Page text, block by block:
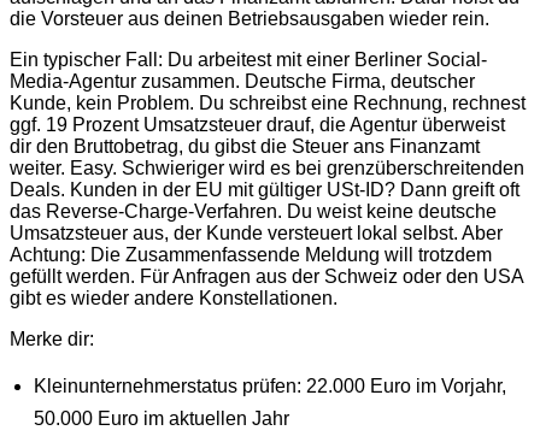
die Vorsteuer aus deinen Betriebsausgaben wieder rein.
Ein typischer Fall: Du arbeitest mit einer Berliner Social-
Media-Agentur zusammen. Deutsche Firma, deutscher
Kunde, kein Problem. Du schreibst eine Rechnung, rechnest
ggf. 19 Prozent Umsatzsteuer drauf, die Agentur überweist
dir den Bruttobetrag, du gibst die Steuer ans Finanzamt
weiter. Easy. Schwieriger wird es bei grenzüberschreitenden
Deals. Kunden in der EU mit gültiger USt-ID? Dann greift oft
das Reverse-Charge-Verfahren. Du weist keine deutsche
Umsatzsteuer aus, der Kunde versteuert lokal selbst. Aber
Achtung: Die Zusammenfassende Meldung will trotzdem
gefüllt werden. Für Anfragen aus der Schweiz oder den USA
gibt es wieder andere Konstellationen.
Merke dir:
Kleinunternehmerstatus prüfen: 22.000 Euro im Vorjahr,
50.000 Euro im aktuellen Jahr